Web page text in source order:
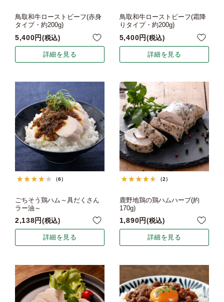
鳥取和牛ローストビーフ(赤身
タイプ・約200g)
5,400 税込
詳細を見る
鳥取和牛ローストビーフ(霜降
りタイプ・約200g)
5,400 税込
詳細を見る
（6）
ごちそう鶏ハム～具だくさん
ラー油～
2,138 税込
詳細を見る
（2）
鹿野地鶏の鶏ハムハーブ(約
170g)
1,890 税込
詳細を見る